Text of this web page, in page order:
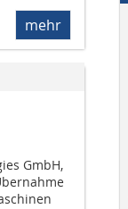
mehr
GmbH,